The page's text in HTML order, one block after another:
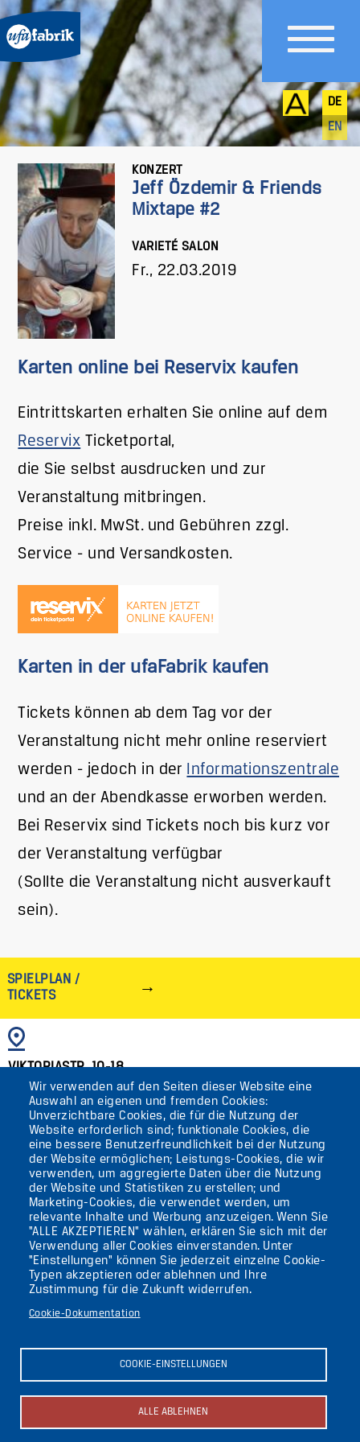
Wir verwenden auf den Seiten dieser Website eine
Auswahl an eigenen und fremden Cookies:
Unverzichtbare Cookies, die für die Nutzung der
Website erforderlich sind; funktionale Cookies, die
eine bessere Benutzerfreundlichkeit bei der Nutzung
der Website ermöglichen; Leistungs-Cookies, die wir
verwenden, um aggregierte Daten über die Nutzung
der Website und Statistiken zu erstellen; und
Marketing-Cookies, die verwendet werden, um
relevante Inhalte und Werbung anzuzeigen. Wenn Sie
"ALLE AKZEPTIEREN" wählen, erklären Sie sich mit der
Verwendung aller Cookies einverstanden. Unter
"Einstellungen" können Sie jederzeit einzelne Cookie-
Typen akzeptieren oder ablehnen und Ihre
Zustimmung für die Zukunft widerrufen.
Cookie-Dokumentation
COOKIE-EINSTELLUNGEN
ALLE ABLEHNEN
DE
EN
KONZERT
Jeff Özdemir & Friends
Mixtape #2
VARIETÉ SALON
Fr., 22.03.2019
Karten online bei Reservix kaufen
Eintrittskarten erhalten Sie online auf dem
Reservix Ticketportal,
die Sie selbst ausdrucken und zur
Veranstaltung mitbringen.
Preise inkl. MwSt. und Gebühren zzgl.
Service - und Versandkosten.
Karten in der ufaFabrik kaufen
Tickets können ab dem Tag vor der
Veranstaltung nicht mehr online reserviert
werden - jedoch in der
Informationszentrale
und an der Abendkasse erworben werden.
Bei Reservix sind Tickets noch bis kurz vor
der Veranstaltung verfügbar
(Sollte die Veranstaltung nicht ausverkauft
sein).
SPIELPLAN /
TICKETS
BILD
VIKTORIASTR. 10-18
12105 BERLIN
TEMPELHOF
AKTUELLES
KONTAKT
DIE UFAFABRIK
BERLIN
Suche
Secondary
menu
(GERMAN)